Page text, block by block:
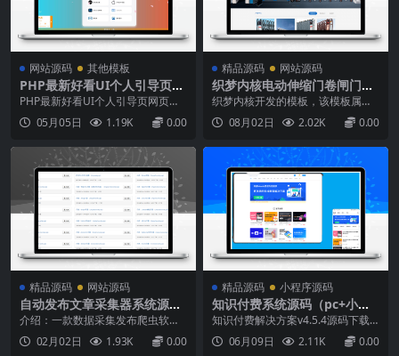
网站源码 其他模板
PHP最新好看UI个人引导页网
页源码
PHP最新好看UI个人引导页网页源
码采用PHP、HTML、CSS及JavaSc
ript等前端技术，构建了一个既美观
设计初衷在于提供一个高度可定
制、跨平台兼容的模板，让用户无
需深厚的编程基础，即可快速搭建
出专业且...
05月05日 1.19K 0.00
精品源码 网站源码
织梦内核电动伸缩门卷闸门门
业公司网站模板 带手机版【站
长亲测】
织梦内核开发的模板，该模板属于
企业通用、电动伸缩门、卷闸门类
企业都可使用，这款模板使用范围
业，你只需要把图片和产品内容；
换成你的，颜色都可以修改，改完
让你耳目一新的感觉！自带最新的
手机移动端，同一个后台，数据即
时...
08月02日 2.02K 0.00
精品源码 网站源码
自动发布文章采集器系统源码
php+mysql开发 几乎能采集
所有类型的网页
介绍：一款数据采集发布爬虫软
件，采用php+mysql开发，可部署
在云服务器，几乎能采集所有类型
02月02日 1.93K 0.00
精品源码 小程序源码
知识付费系统源码（pc+小程
序+h5+app）前端后台完整源
码
知识付费解决方案v4.5.4源码下载
解决方案是一个以php进行开发的
网校建站系统。知识付费/在线培训
06月09日 2.11K 0.00